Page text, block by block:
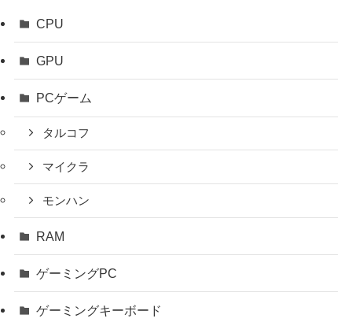
CPU
GPU
PCゲーム
タルコフ
マイクラ
モンハン
RAM
ゲーミングPC
ゲーミングキーボード